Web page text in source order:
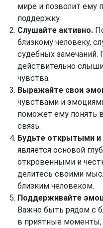
мире и позволит ему
поддержку.
Слушайте активно.
близкому человеку,
судебных замечаний.
действительно
чувства.
Выражайте свои
чувствами и
поможет ему понять
связь.
Будьте открытыми
является основой
откровенными и
делитесь своими
близким человеком.
Поддерживайте
Важно быть рядом с
в приятные моменты,